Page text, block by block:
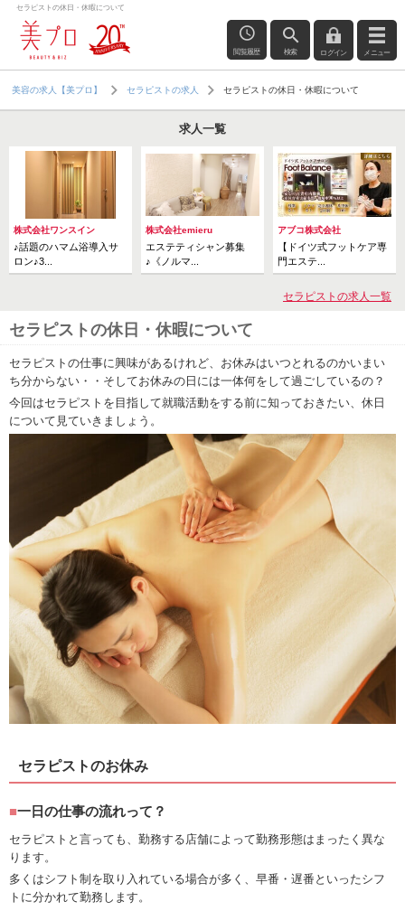
セラピストの休日・休暇について
閲覧履歴 検索 ログイン メニュー
美容の求人【美プロ】 セラピストの求人 セラピストの休日・休暇について
求人一覧
株式会社ワンスイン
♪話題のハマム浴導入サ
ロン♪3...
株式会社emieru
エステティシャン募集
♪《ノルマ...
アブコ株式会社
【ドイツ式フットケア専
門エステ...
セラピストの求人一覧
セラピストの休日・休暇について
セラピストの仕事に興味があるけれど、お休みはいつとれるのかいまい
ち分からない・・そしてお休みの日には一体何をして過ごしているの？
今回はセラピストを目指して就職活動をする前に知っておきたい、休日
について見ていきましょう。
セラピストのお休み
一日の仕事の流れって？
セラピストと言っても、勤務する店舗によって勤務形態はまったく異な
ります。
多くはシフト制を取り入れている場合が多く、早番・遅番といったシフ
トに分かれて勤務します。